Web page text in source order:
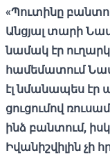
«Պուտինը
Անցյալ տարի
նամակ էր
համեմատում
էլ նմանապես էր
ցուցումով
ինձ բանտում,
Իվանիշվիլին չի